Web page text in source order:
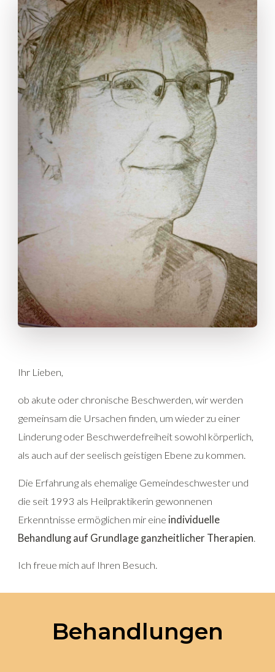
Ihr Lieben,
ob akute oder chronische Beschwerden, wir werden
gemeinsam die Ursachen finden, um wieder zu einer
Linderung oder Beschwerdefreiheit sowohl körperlich,
als auch auf der seelisch geistigen Ebene zu kommen.
Die Erfahrung als ehemalige Gemeindeschwester und
die seit 1993 als Heilpraktikerin gewonnenen
Erkenntnisse ermöglichen mir eine individuelle
Behandlung auf Grundlage ganzheitlicher Therapien.
Ich freue mich auf Ihren Besuch.
Behandlungen